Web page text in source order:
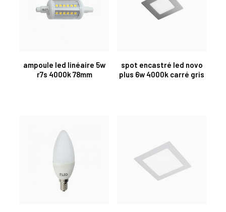
ampoule led linéaire 5w
r7s 4000k 78mm
spot encastré led novo
plus 6w 4000k carré gris